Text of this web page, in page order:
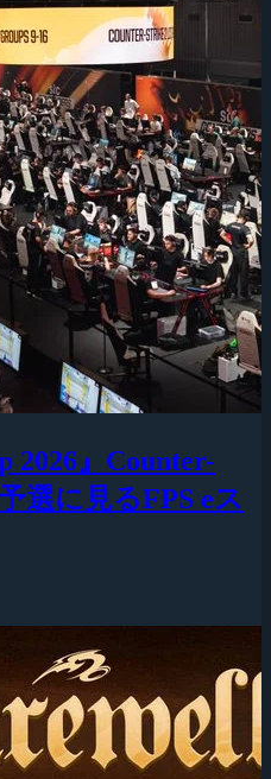
2026』Counter-
選に見るFPS eス